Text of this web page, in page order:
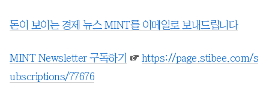
돈이 보이는 경제 뉴스 MINT를 이메일로 보내드립니다
MINT Newsletter 구독하기 ☞ https://page.stibee.com/s
ubscriptions/77676